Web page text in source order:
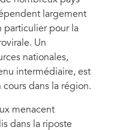
largement
particulier pour la
Un
nationales,
intermédiaire, est
dans la région.
menacent
dans la riposte